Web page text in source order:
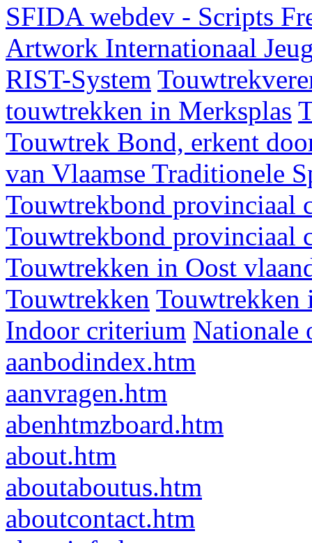
SFIDA webdev - Scripts
Artwork Internationaal
RIST-System
touwtrekken in Merksplas
Touwtrek Bond, erkent
van Vlaamse Traditionele
Touwtrekbond provinciaal
Touwtrekbond provinciaal
Touwtrekken in Oost
Touwtrekken Touwtrekken
Indoor criterium Nationale
aanbodindex.htm
aanvragen.htm
abenhtmzboard.htm
about.htm
aboutaboutus.htm
aboutcontact.htm